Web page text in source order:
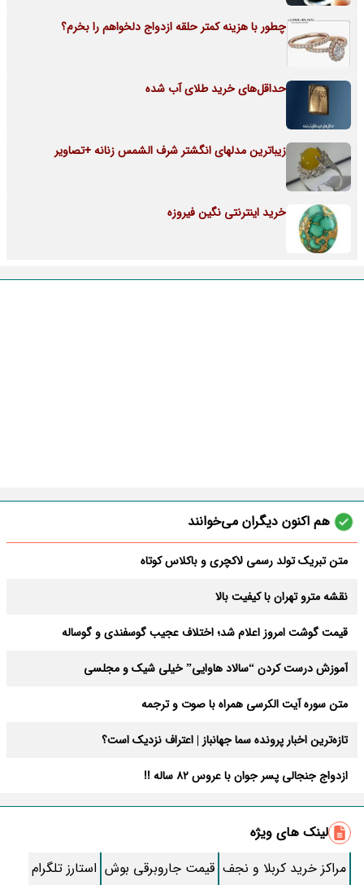
چطور با هزینه کمتر حلقه ازدواج دلخواهم را بخرم؟
حداقل‌های خرید طلای آب شده
زیباترین مدلهای انگشتر شرف الشمس زنانه +تصاویر
خرید اینترنتی نگین فیروزه
هم اکنون دیگران می‌خوانند
متن تبریک تولد رسمی لاکچری و باکلاس کوتاه
نقشه مترو تهران با کیفیت بالا
قیمت گوشت امروز اعلام شد؛ اختلاف عجیب گوسفندی و گوساله
آموزش درست کردن “سالاد هاوایی” خیلی شیک و مجلسی
متن سوره آیت الکرسی همراه با صوت و ترجمه
تازه‌ترین اخبار پرونده سما جهانباز | اعتراف نزدیک است؟
ازدواج جنجالی پسر جوان با عروس 82 ساله !!
طرز تهیه کامل “سالاد الویه” با طعمی بی نظیر و دلچسپ
ماندگارترین سریال های دهه 80 را اینجا ببینید
لینک های ویژه
مراکز خرید کربلا و نجف قیمت جاروبرقی بوش استارز تلگرام